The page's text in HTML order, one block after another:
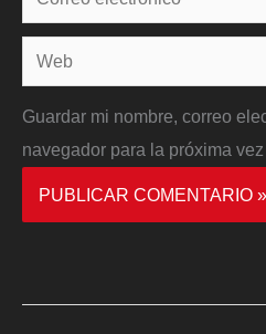
electrónico*
Web
Guardar mi nombre, correo
navegador para la próxima